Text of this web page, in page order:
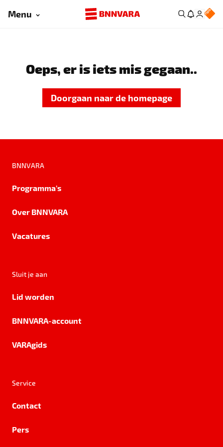
Menu
Oeps, er is iets mis gegaan..
Doorgaan naar de homepage
BNNVARA
Programma's
Over BNNVARA
Vacatures
Sluit je aan
Lid worden
BNNVARA-account
VARAgids
Service
Contact
Pers